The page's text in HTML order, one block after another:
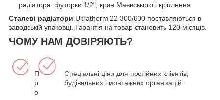
радіатора: футорки 1/2", кран Маєвського і кріплення.
Сталеві радіатори Ultratherm 22 300/600 поставляються в
заводській упаковці. Гарантія на товар становить 120 місяців.
ЧОМУ НАМ ДОВІРЯЮТЬ?
П
р
о
Спеціальні ціни для постійних клієнтів,
будівельних і монтажних організацій.